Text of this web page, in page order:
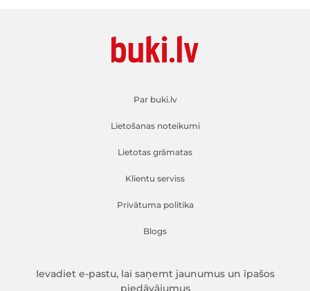
Par buki.lv
Lietošanas noteikumi
Lietotas grāmatas
Klientu serviss
Privātuma politika
Blogs
Ievadiet e-pastu, lai saņemt jaunumus un īpašos
piedāvājumus